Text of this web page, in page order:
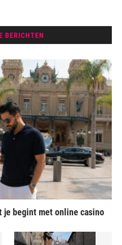
BERICHTEN
je begint met online casino